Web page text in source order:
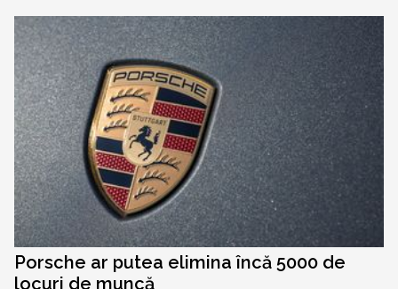
Porsche ar putea elimina încă 5000 de
locuri de muncă